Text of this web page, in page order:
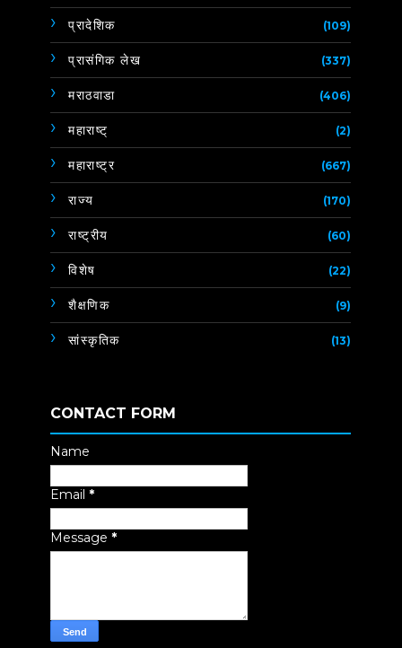
प्रादेशिक (109)
प्रासंगिक लेख (337)
मराठवाडा (406)
महाराष्ट् (2)
महाराष्ट्र (667)
राज्य (170)
राष्ट्रीय (60)
विशेष (22)
शैक्षणिक (9)
सांस्कृतिक (13)
CONTACT FORM
Name
Email *
Message *